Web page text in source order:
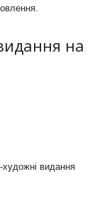
на
художні видання